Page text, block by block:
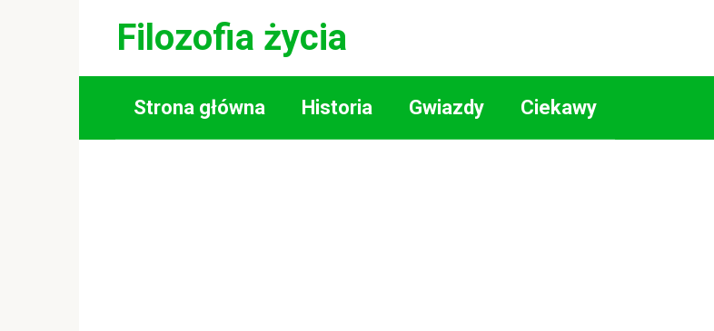
Filozofia życia
Strona główna Historia Gwiazdy Ciekawy